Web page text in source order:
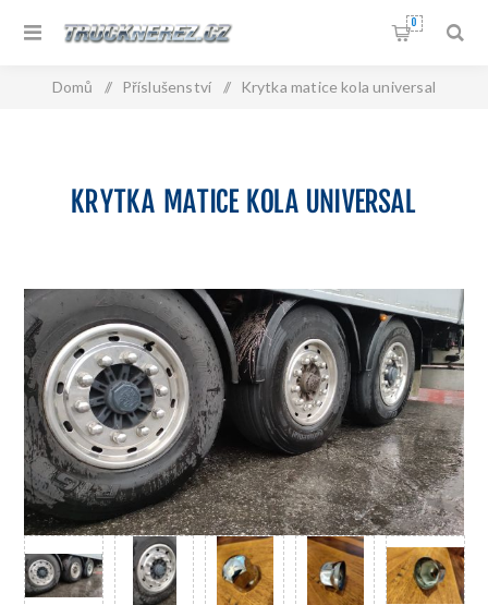
0
Domů / Příslušenství / Krytka matice kola universal
KRYTKA MATICE KOLA UNIVERSAL